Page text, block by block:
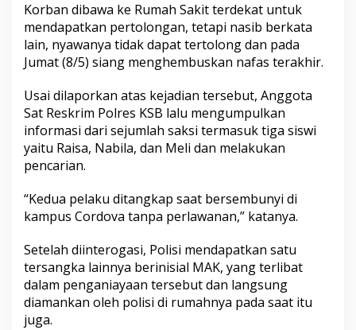
Korban dibawa ke Rumah Sakit terdekat untuk
mendapatkan pertolongan, tetapi nasib berkata
lain, nyawanya tidak dapat tertolong dan pada
Jumat (8/5) siang menghembuskan nafas terakhir.
Usai dilaporkan atas kejadian tersebut, Anggota
Sat Reskrim Polres KSB lalu mengumpulkan
informasi dari sejumlah saksi termasuk tiga siswi
yaitu Raisa, Nabila, dan Meli dan melakukan
pencarian.
“Kedua pelaku ditangkap saat bersembunyi di
kampus Cordova tanpa perlawanan,” katanya.
Setelah diinterogasi, Polisi mendapatkan satu
tersangka lainnya berinisial MAK, yang terlibat
dalam penganiayaan tersebut dan langsung
diamankan oleh polisi di rumahnya pada saat itu
juga.